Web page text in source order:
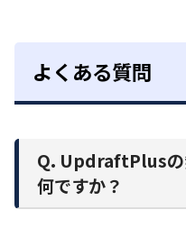
よくある質問
Q. UpdraftPlusの
何ですか？